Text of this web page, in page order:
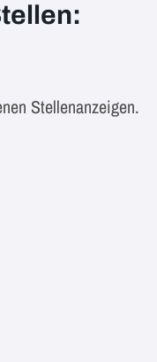
Stellenanzeigen.